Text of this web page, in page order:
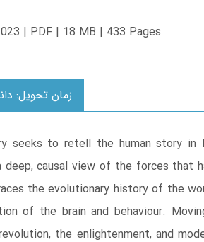
| PDF | 18 MB | 433 Pages
زمان تحویل:
seeks to retell the human story in
deep, causal view of the forces that
the evolutionary history of the
of the brain and behaviour.
the enlightenment, and